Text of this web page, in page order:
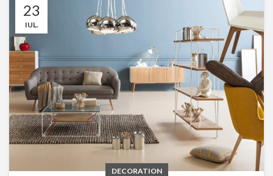
23
IUL.
DECORATION